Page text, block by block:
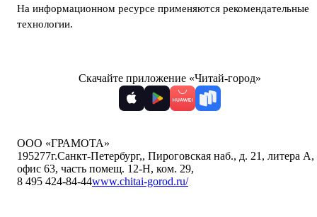
На информационном ресурсе применяются рекомендательные
технологии.
Скачайте приложение «Читай-город»
ООО «ГРАМОТА»
195277г.Санкт-Петербург,, Пироговская наб., д. 21, литера А,
офис 63, часть помещ. 12-Н, ком. 29,
8 495 424-84-44www.chitai-gorod.ru/